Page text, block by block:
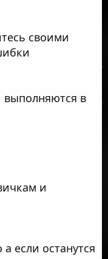
своими
выполняются в
и
если останутся